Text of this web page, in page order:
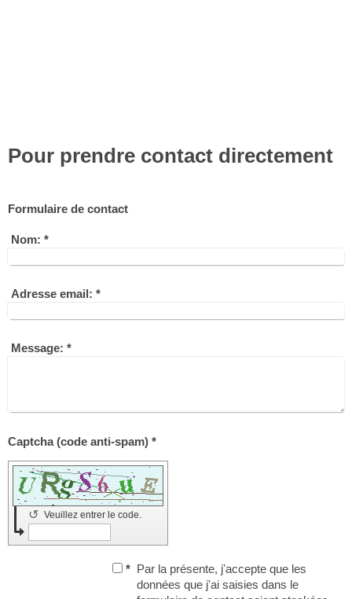
Pour prendre contact directement
Formulaire de contact
Nom: *
Adresse email: *
Message: *
Captcha (code anti-spam) *
Veuillez entrer le code.
↺
* Par la présente, j'accepte que les
données que j'ai saisies dans le